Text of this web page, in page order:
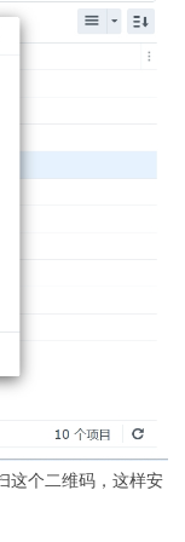
这个二维码，这样安